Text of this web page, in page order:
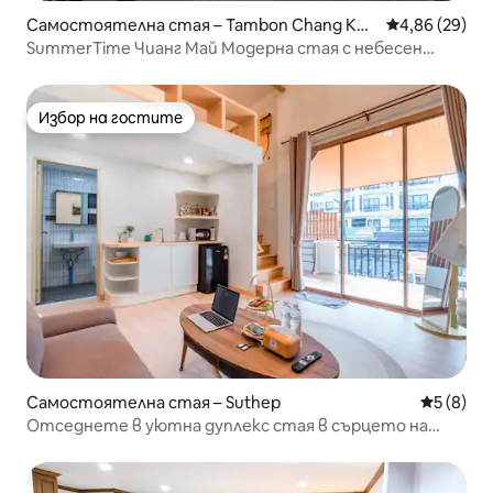
Самостоятелна стая – Tambon Chang Khl
an
Средна
4,86 (29)
SummerTime Чианг Май Модерна стая с небесен
Избор на гостите
Избор на гостите
Самостоятелна стая – Suthep Средна
5 (8)
Отседнете в уютна дуплекс стая в сърцето на